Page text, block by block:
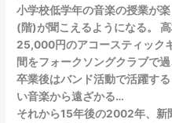
小学校低学年の音楽の授業が
(階)が聞こえるようになる。
25,000円のアコースティック
間をフォークソングクラブで
卒業後はバンド活動で活躍す
い音楽から遠ざかる…
それから15年後の2002年、新